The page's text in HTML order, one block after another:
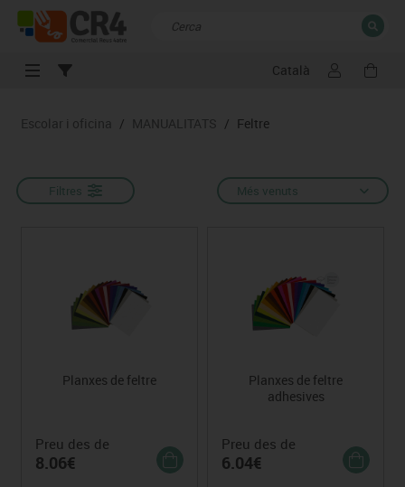
Català
Resultats de la recerca TANCAR
Escolar i oficina / MANUALITATS / Feltre
Filtres Més venuts
Planxes de feltre
Preu des de
8.06€
Planxes de feltre
adhesives
Preu des de
6.04€